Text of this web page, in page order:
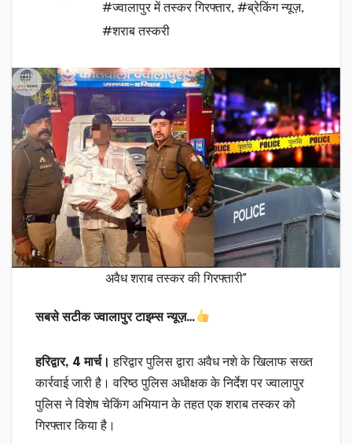
#ज्वालापुर में तस्कर गिरफ्तार, #ब्रेकिंग न्यूज़,
#शराब तस्करी
अवैध शराब तस्कर की गिरफ्तारी"
सबसे सटीक ज्वालापुर टाइम्स न्यूज़…
हरिद्वार, 4 मार्च। हरिद्वार पुलिस द्वारा अवैध नशे के खिलाफ सख्त
कार्रवाई जारी है। वरिष्ठ पुलिस अधीक्षक के निर्देश पर ज्वालापुर
पुलिस ने विशेष चेकिंग अभियान के तहत एक शराब तस्कर को
गिरफ्तार किया है।